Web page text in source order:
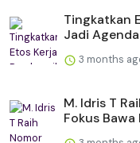
Tingkatkan
Jadi
3 months
M. Idris T
Fokus Bawa